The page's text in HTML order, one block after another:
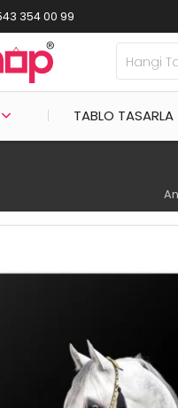
354 00 99
TABLO TASARLA